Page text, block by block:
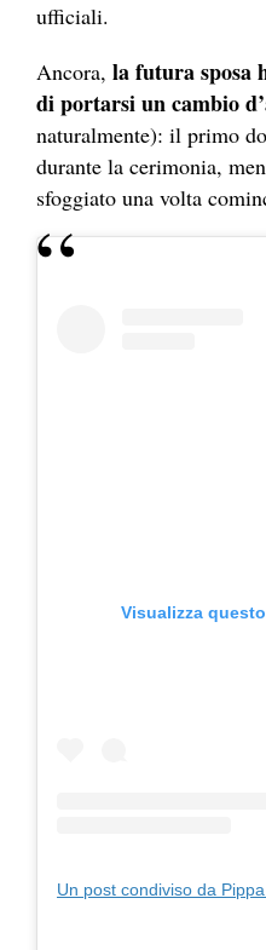
ufficiali.
Ancora, la futura sposa
di portarsi un cambio
naturalmente): il primo
durante la cerimonia,
sfoggiato una volta
Visualizza
Un post condiviso da Pippa Middleton